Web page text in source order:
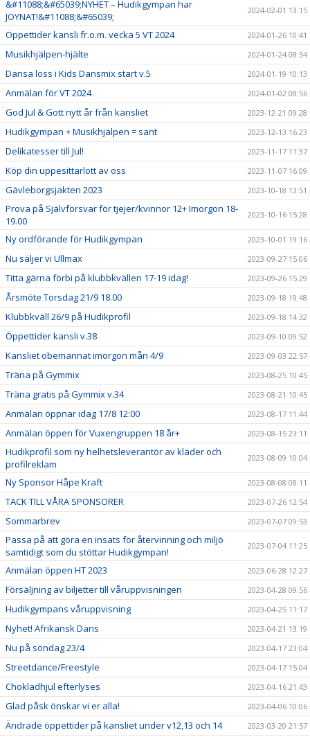
&#11088;&#65039;NYHET – Hudikgympan har
JOYNAT!&#11088;&#65039;
2024-02-01 13:15
Öppettider kansli fr.o.m. vecka 5 VT 2024 2024-01-26 10:41
Musikhjälpen-hjälte 2024-01-24 08:34
Dansa loss i Kids Dansmix start v.5 2024-01-19 10:13
Anmälan för VT 2024 2024-01-02 08:56
God Jul & Gott nytt år från kansliet 2023-12-21 09:28
Hudikgympan + Musikhjälpen = sant 2023-12-13 16:23
Delikatesser till Jul! 2023-11-17 11:37
Köp din uppesittarlott av oss 2023-11-07 16:09
Gävleborgsjakten 2023 2023-10-18 13:51
Prova på Självförsvar för tjejer/kvinnor 12+ Imorgon 18-
19.00
2023-10-16 15:28
Ny ordförande för Hudikgympan 2023-10-01 19:16
Nu säljer vi Ullmax 2023-09-27 15:06
Titta gärna förbi på klubbkvällen 17-19 idag! 2023-09-26 15:29
Årsmöte Torsdag 21/9 18.00 2023-09-18 19:48
Klubbkväll 26/9 på Hudikprofil 2023-09-18 14:32
Öppettider kansli v.38 2023-09-10 09:52
Kansliet obemannat imorgon mån 4/9 2023-09-03 22:57
Träna på Gymmix 2023-08-25 10:45
Träna gratis på Gymmix v.34 2023-08-21 10:45
Anmälan öppnar idag 17/8 12:00 2023-08-17 11:44
Anmälan öppen för Vuxengruppen 18 år+ 2023-08-15 23:11
Hudikprofil som ny helhetsleverantör av kläder och
profilreklam
2023-08-09 10:04
Ny Sponsor Håpe Kraft 2023-08-08 08:11
TACK TILL VÅRA SPONSORER 2023-07-26 12:54
Sommarbrev 2023-07-07 09:53
Passa på att göra en insats för återvinning och miljö
samtidigt som du stöttar Hudikgympan!
2023-07-04 11:25
Anmälan öppen HT 2023 2023-06-28 12:27
Försäljning av biljetter till våruppvisningen 2023-04-28 09:56
Hudikgympans våruppvisning 2023-04-25 11:17
Nyhet! Afrikansk Dans 2023-04-21 13:19
Nu på söndag 23/4 2023-04-17 23:04
Streetdance/Freestyle 2023-04-17 15:04
Chokladhjul efterlyses 2023-04-16 21:43
Glad påsk önskar vi er alla! 2023-04-06 10:06
Ändrade öppettider på kansliet under v12,13 och 14 2023-03-20 21:57